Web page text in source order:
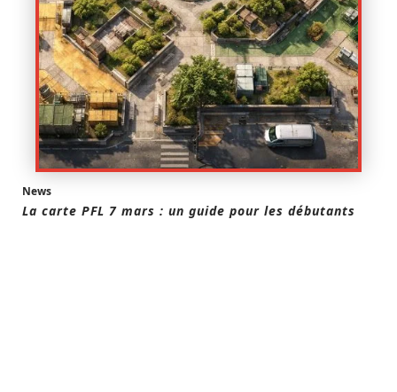
News
La carte PFL 7 mars : un guide pour les débutants